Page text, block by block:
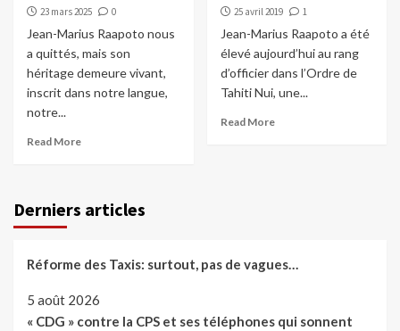
23 mars 2025 0
Jean-Marius Raapoto nous
a quittés, mais son
héritage demeure vivant,
inscrit dans notre langue,
notre...
Read More
25 avril 2019 1
Jean-Marius Raapoto a été
élevé aujourd’hui au rang
d’officier dans l’Ordre de
Tahiti Nui, une...
Read More
Derniers articles
Réforme des Taxis: surtout, pas de vagues…
5 août 2026
« CDG » contre la CPS et ses téléphones qui sonnent